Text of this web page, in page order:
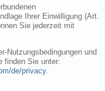
Ihrer Einwilligung (Art.
Sie jederzeit mit
Nutzungsbedingungen und
finden Sie unter:
de/privacy.